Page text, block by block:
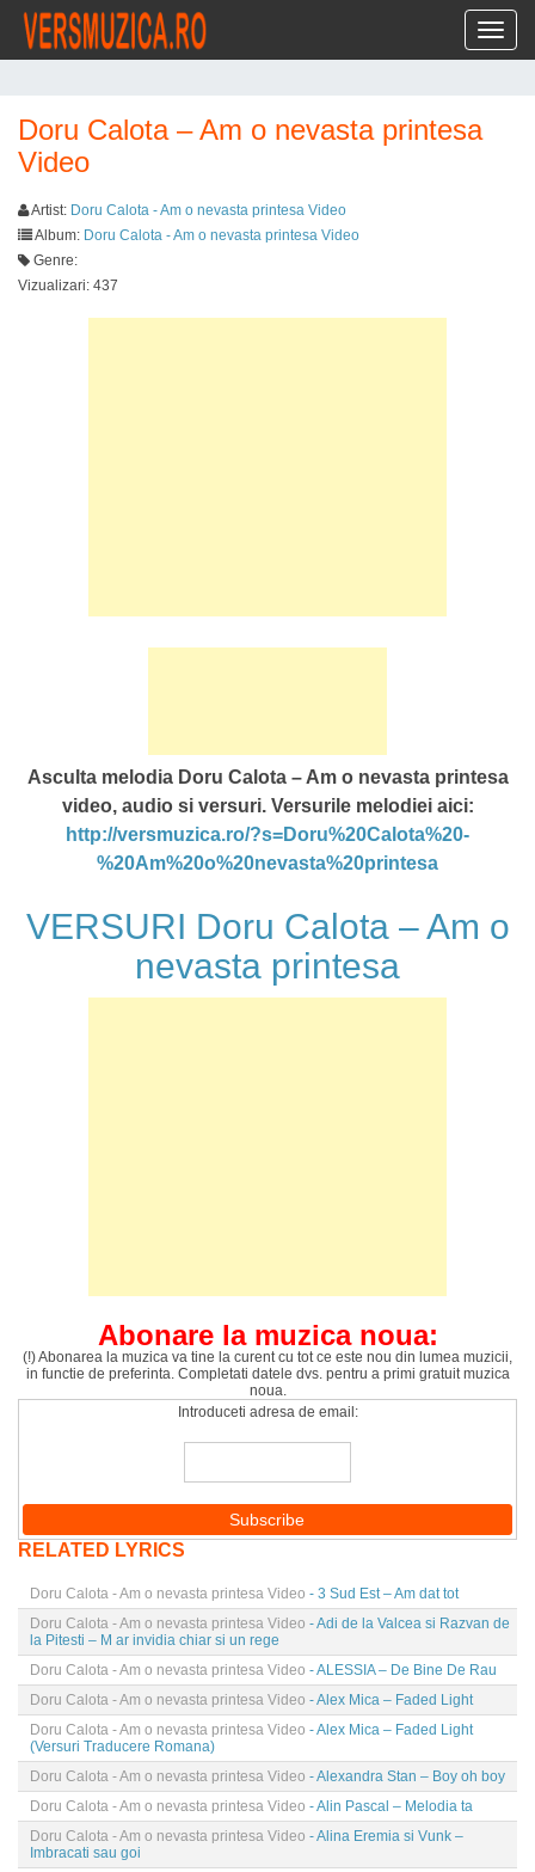
Doru Calota – Am o nevasta printesa
Video
Artist: Doru Calota - Am o nevasta printesa Video
Album: Doru Calota - Am o nevasta printesa Video
Genre:
Vizualizari: 437
Asculta melodia Doru Calota – Am o nevasta printesa
video, audio si versuri. Versurile melodiei aici:
http://versmuzica.ro/?s=Doru%20Calota%20-
%20Am%20o%20nevasta%20printesa
VERSURI Doru Calota – Am o
nevasta printesa
Abonare la muzica noua:
(!) Abonarea la muzica va tine la curent cu tot ce este nou din lumea muzicii,
in functie de preferinta. Completati datele dvs. pentru a primi gratuit muzica
noua.
Introduceti adresa de email:
RELATED LYRICS
Doru Calota - Am o nevasta printesa Video - 3 Sud Est – Am dat tot
Doru Calota - Am o nevasta printesa Video - Adi de la Valcea si Razvan de
la Pitesti – M ar invidia chiar si un rege
Doru Calota - Am o nevasta printesa Video - ALESSIA – De Bine De Rau
Doru Calota - Am o nevasta printesa Video - Alex Mica – Faded Light
Doru Calota - Am o nevasta printesa Video - Alex Mica – Faded Light
(Versuri Traducere Romana)
Doru Calota - Am o nevasta printesa Video - Alexandra Stan – Boy oh boy
Doru Calota - Am o nevasta printesa Video - Alin Pascal – Melodia ta
Doru Calota - Am o nevasta printesa Video - Alina Eremia si Vunk –
Imbracati sau goi